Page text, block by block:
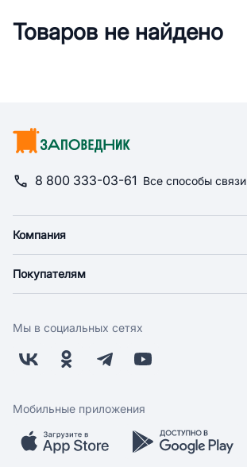
Товаров не найдено
8 800 333-03-61 Все способы связи
Компания
Новости
Поставщикам
Заводчикам
Обратная связь
Покупателям
Оплата
Бонусная программа
Скидки и акции
Мобильное приложение
Мы в социальных сетях
Мобильные приложения